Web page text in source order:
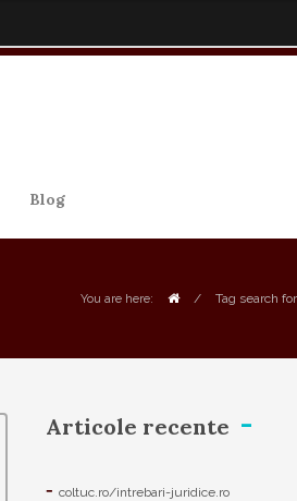
Blog
You are here: / Tag search
Articole recente
coltuc.ro/intrebari-juridice.ro